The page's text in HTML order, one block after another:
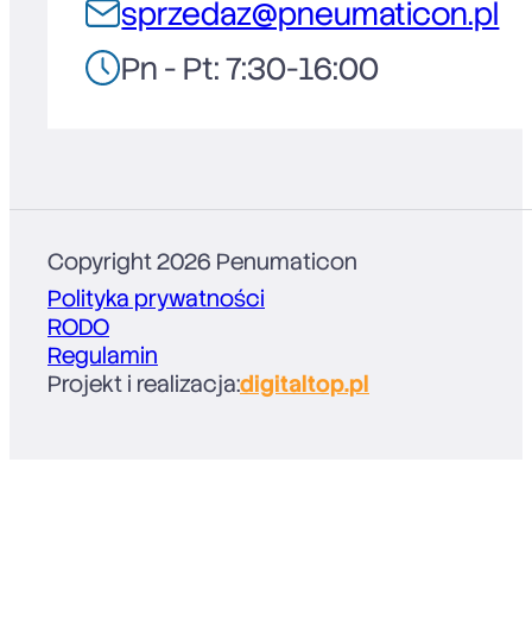
sprzedaz@pneumaticon.pl
Pn - Pt: 7:30-16:00
Copyright 2026 Penumaticon
Polityka prywatności
RODO
Regulamin
Projekt i realizacja:digitaltop.pl